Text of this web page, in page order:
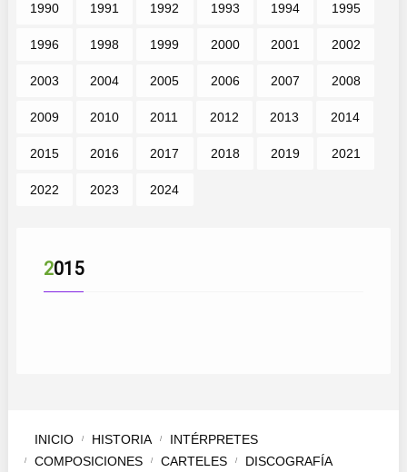
1990 1991 1992 1993 1994 1995
1996 1998 1999 2000 2001 2002
2003 2004 2005 2006 2007 2008
2009 2010 2011 2012 2013 2014
2015 2016 2017 2018 2019 2021
2022 2023 2024
2015
INICIO HISTORIA
INTÉRPRETES
COMPOSICIONES
CARTELES DISCOGRAFÍA